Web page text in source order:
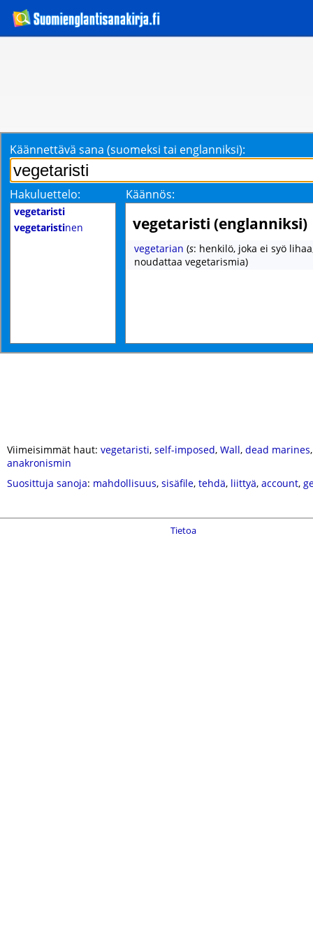
Käännettävä sana (suomeksi tai englanniksi):
Hakuluettelo: Käännös:
vegetaristi
vegetaristinen vegetaristi (englanniksi)
vegetarian (s: henkilö, joka ei syö
noudattaa vegetarismia)
Viimeisimmät haut: vegetaristi, self-imposed, Wall, dead marines
anakronismin
Suosittuja sanoja: mahdollisuus, sisäfile, tehdä, liittyä, account,
Tietoa